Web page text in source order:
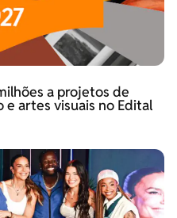
a projetos de
e artes visuais no Edital